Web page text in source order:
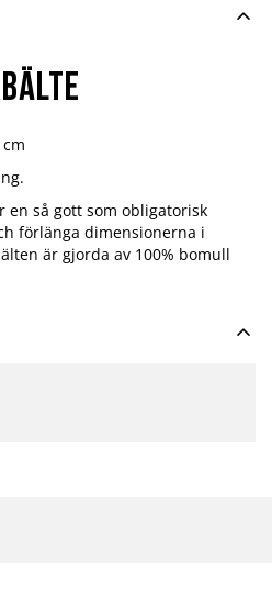
en så gott som obligatorisk
förlänga dimensionerna i
är gjorda av 100% bomull